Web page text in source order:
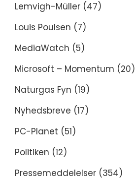
Lemvigh-Müller (47)
Louis Poulsen (7)
MediaWatch (5)
Microsoft – Momentum (20)
Naturgas Fyn (19)
Nyhedsbreve (17)
PC-Planet (51)
Politiken (12)
Pressemeddelelser (354)